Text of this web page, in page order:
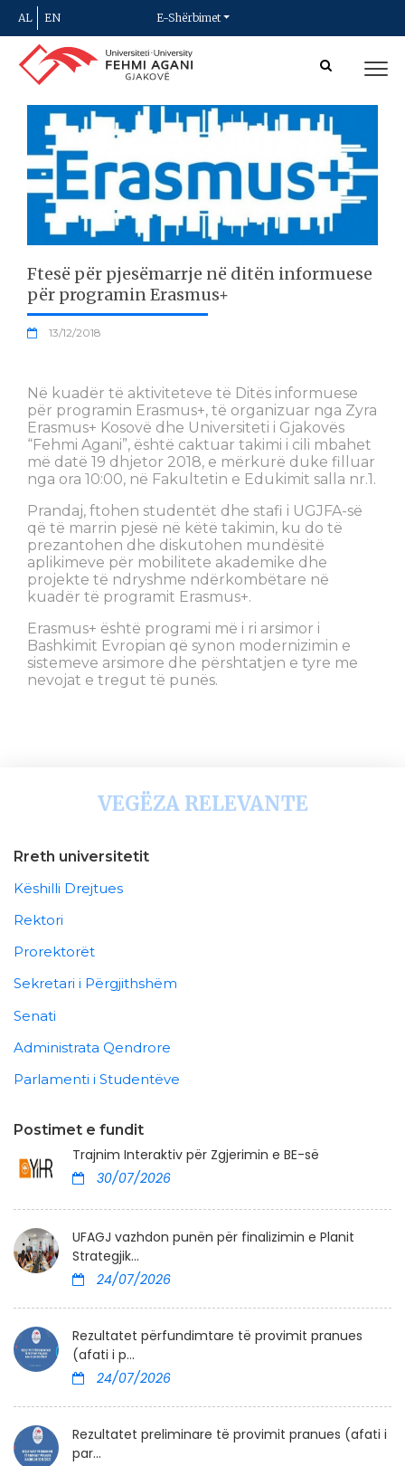
AL EN E-Shërbimet
Ftesë për pjesëmarrje në ditën informuese
për programin Erasmus+
13/12/2018
Në kuadër të aktiviteteve të Ditës informuese
për programin Erasmus+, të organizuar nga Zyra
Erasmus+ Kosovë dhe Universiteti i Gjakovës
“Fehmi Agani”, është caktuar takimi i cili mbahet
më datë 19 dhjetor 2018, e mërkurë duke filluar
nga ora 10:00, në Fakultetin e Edukimit salla nr.1.
Prandaj, ftohen studentët dhe stafi i UGJFA-së
që të marrin pjesë në këtë takimin, ku do të
prezantohen dhe diskutohen mundësitë
aplikimeve për mobilitete akademike dhe
projekte të ndryshme ndërkombëtare në
kuadër të programit Erasmus+.
Erasmus+ është programi më i ri arsimor i
Bashkimit Evropian që synon modernizimin e
sistemeve arsimore dhe përshtatjen e tyre me
nevojat e tregut të punës.
VEGËZA RELEVANTE
Rreth universitetit
Këshilli Drejtues
Rektori
Prorektorët
Sekretari i Përgjithshëm
Senati
Administrata Qendrore
Parlamenti i Studentëve
Postimet e fundit
Trajnim Interaktiv për Zgjerimin e BE-së
30/07/2026
UFAGJ vazhdon punën për finalizimin e Planit
Strategjik...
24/07/2026
Rezultatet përfundimtare të provimit pranues
(afati i p...
24/07/2026
Rezultatet preliminare të provimit pranues (afati i
par...